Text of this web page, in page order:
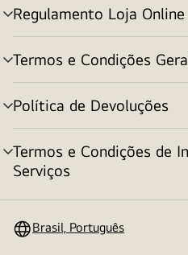
Regulamento Loja Online
alternar
menu
Termos e Condições
alternar
menu
Política de Devoluções
alternar
menu
Termos e Condições de
Serviços
alternar
Brasil, Português